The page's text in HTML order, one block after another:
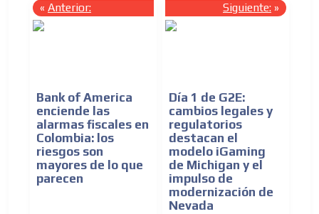
« Anterior:
Bank of America
enciende las
alarmas fiscales en
Colombia: los
riesgos son
mayores de lo que
parecen
Siguiente: »
Día 1 de G2E:
cambios legales y
regulatorios
destacan el
modelo iGaming
de Michigan y el
impulso de
modernización de
Nevada